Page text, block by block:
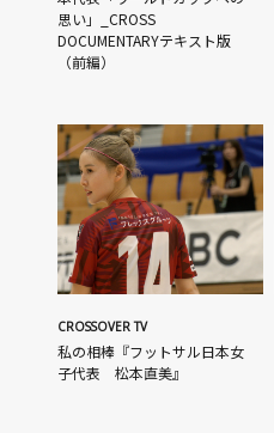
思い」_CROSS
DOCUMENTARYテキスト版
（前編）
CROSSOVER TV
私の相棒『フットサル日本女
子代表 松本直美』